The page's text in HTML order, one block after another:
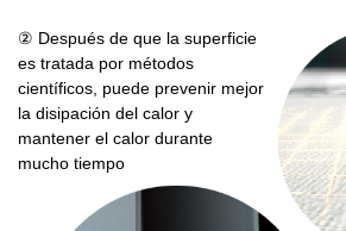
② Después de que la superficie
es tratada por métodos
científicos, puede prevenir mejor
la disipación del calor y
mantener el calor durante
mucho tiempo